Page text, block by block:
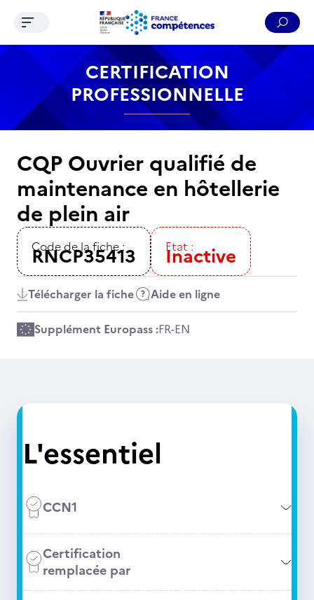
Contenu Recherche Menu Pied de page
Ouvrir le menu de navigation
CERTIFICATION
PROFESSIONNELLE
CQP Ouvrier qualifié de
maintenance en hôtellerie
de plein air
Code de la fiche :
RNCP35413 Etat :
Inactive
Télécharger la fiche Aide en ligne
Supplément Europass :FR-EN
L'essentiel
CCN1
Certification
remplacée par